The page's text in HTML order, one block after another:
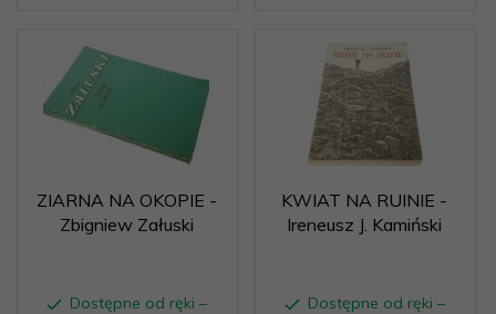
ZIARNA NA OKOPIE -
Zbigniew Załuski
Dostępne od ręki –
KWIAT NA RUINIE -
Ireneusz J. Kamiński
Dostępne od ręki –